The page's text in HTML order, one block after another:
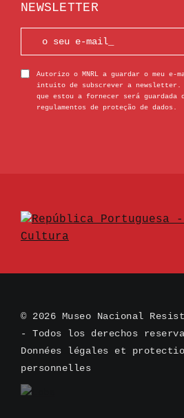
NEWSLETTER
Autorizo o MNRL a guardar o meu e-
intuito de subscrever a newsletter.
que estou a fornecer será guardada
regulamentos de proteção de dados.
© 2026 Museo Nacional
- Todos los derechos
Données légales et
personnelles